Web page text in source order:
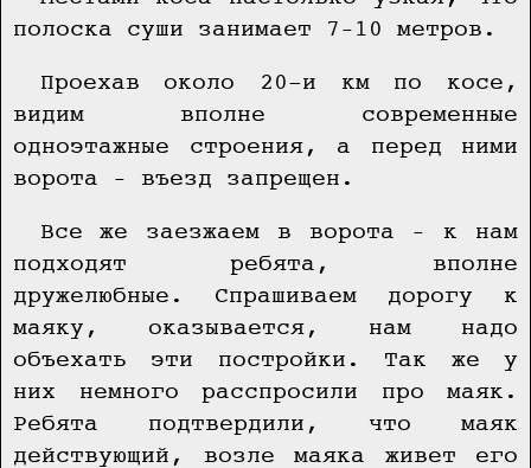
полоска суши занимает 7–10 метров.
Проехав около 20-и км по косе,
видим вполне современные
одноэтажные строения, а перед ними
ворота – въезд запрещен.
Все же заезжаем в ворота – к нам
подходят ребята, вполне
дружелюбные. Спрашиваем дорогу к
маяку, оказывается, нам надо
объехать эти постройки. Так же у
них немного расспросили про маяк.
Ребята подтвердили, что маяк
действующий, возле маяка живет его